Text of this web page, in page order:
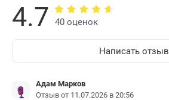
4.7 40 оценок
Написать отзыв
Адам Марков
Отзыв от 11.07.2026 в 20:56